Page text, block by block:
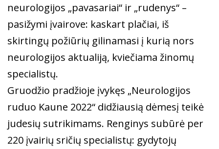
neurologijos „pavasariai“ ir „rudenys“ –
pasižymi įvairove: kaskart plačiai, iš
skirtingų požiūrių gilinamasi į kurią nors
neurologijos aktualiją, kviečiama žinomų
specialistų.
Gruodžio pradžioje įvykęs „Neurologijos
ruduo Kaune 2022“ didžiausią dėmesį teikė
judesių sutrikimams. Renginys subūrė per
220 įvairių sričių specialistų: gydytojų